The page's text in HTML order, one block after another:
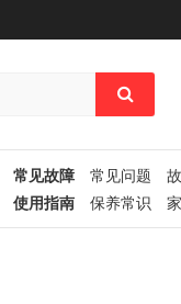
常见故障 常见问题
使用指南 保养常识